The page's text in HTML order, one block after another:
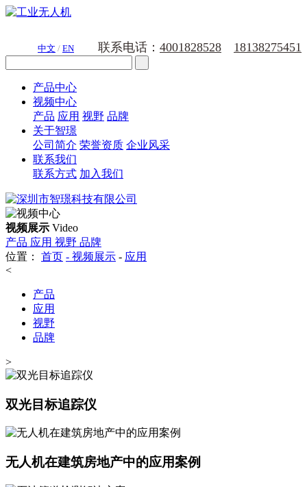
中文 / EN 联系电话： 4001828528 18138275451
产品中心
视频中心
产品 应用 视野 品牌
关于智璟
公司简介 荣誉资质 企业风采
联系我们
联系方式 加入我们
视频展示 Video
产品 应用 视野 品牌
位置：
首页 - 视频展示 - 应用
<
产品
应用
视野
品牌
>
双光目标追踪仪
无人机在建筑房地产中的应用案例